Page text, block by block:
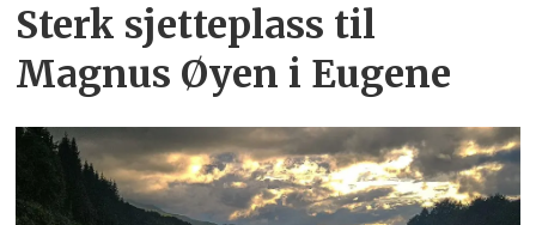
Sterk sjetteplass til
Magnus Øyen i Eugene